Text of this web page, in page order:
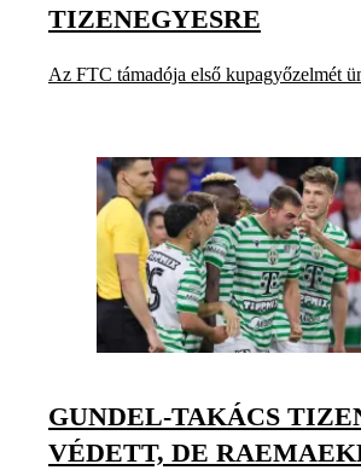
TIZENEGYESRE
Az FTC támadója első kupagyőzelmét
GUNDEL-TAKÁCS
VÉDETT, DE